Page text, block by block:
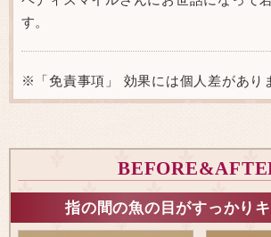
す。
※「免責事項」 効果には個人差があり
指の間の魚の目がすっかりキ